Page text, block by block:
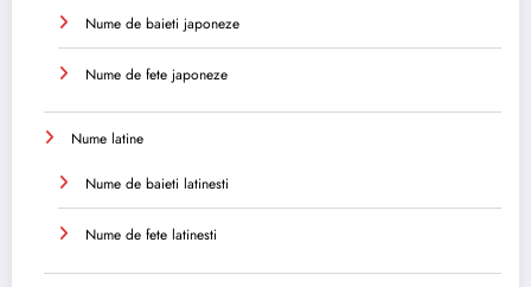
Nume de baieti japoneze
Nume de fete japoneze
Nume latine
Nume de baieti latinesti
Nume de fete latinesti